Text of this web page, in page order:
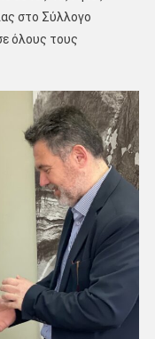
στο Σύλλογο
όλους τους